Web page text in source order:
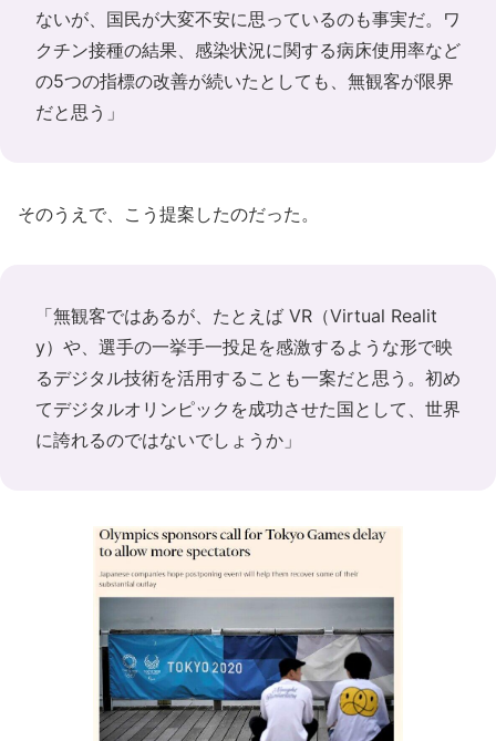
ないが、国民が大変不安に思っているのも事実だ。ワ
クチン接種の結果、感染状況に関する病床使用率など
の5つの指標の改善が続いたとしても、無観客が限界
だと思う」
そのうえで、こう提案したのだった。
「無観客ではあるが、たとえば VR（Virtual Realit
y）や、選手の一挙手一投足を感激するような形で映
るデジタル技術を活用することも一案だと思う。初め
てデジタルオリンピックを成功させた国として、世界
に誇れるのではないでしょうか」